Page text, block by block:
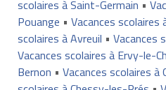
scolaires à Saint-Germain •
Pouange • Vacances scolaires
scolaires à Avreuil • Vacances
Vacances scolaires à Ervy-le-
Bernon • Vacances scolaires à